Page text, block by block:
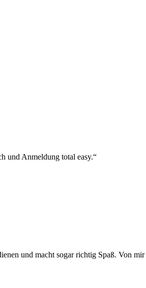
und Anmeldung total easy.“
und macht sogar richtig Spaß. Von